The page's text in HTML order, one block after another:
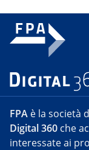
FPA è la società
Digital 360 che
interessate ai